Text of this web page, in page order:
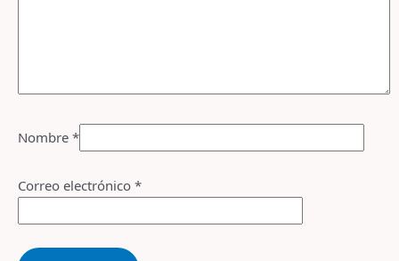
Nombre *
Correo electrónico *